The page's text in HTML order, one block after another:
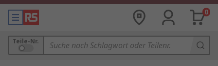
0
Teile-Nr.